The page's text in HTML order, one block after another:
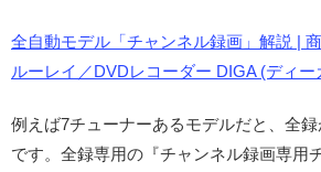
全自動モデル「チャンネル録画」解説 |
ルーレイ／DVDレコーダー DIGA (ディー
例えば7チューナーあるモデルだと、全
です。全録専用の『チャンネル録画専用